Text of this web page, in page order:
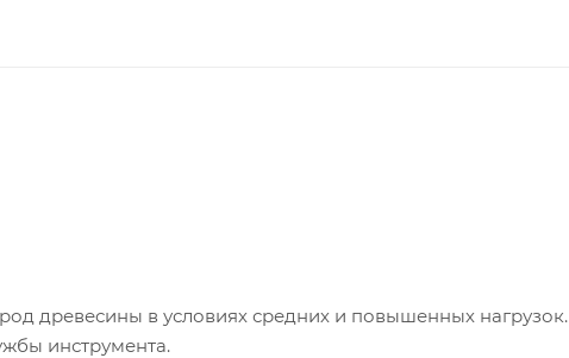
древесины в условиях средних и повышенных нагрузок.
инструмента.